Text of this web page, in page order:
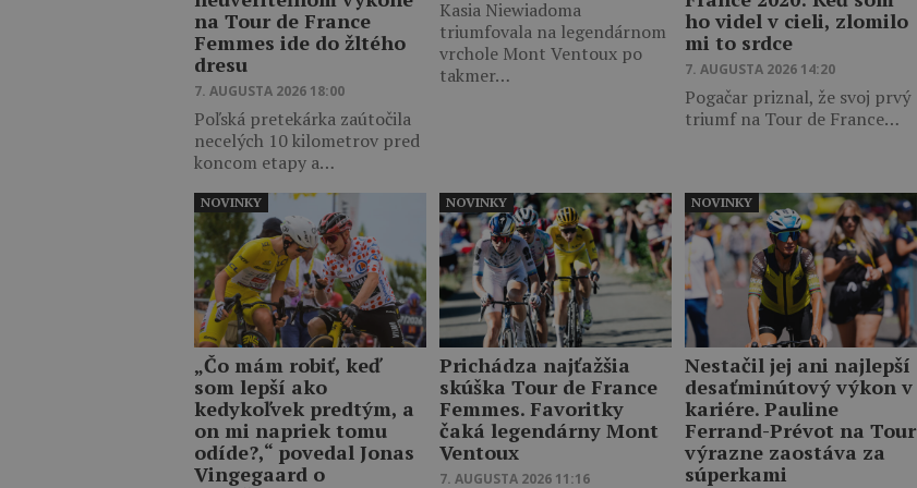
na Tour de France
Femmes ide do žltého
dresu
7. AUGUSTA 2026 18:00
Poľská pretekárka zaútočila
necelých 10 kilometrov pred
koncom etapy a…
Kasia Niewiadoma
triumfovala na legendárnom
vrchole Mont Ventoux po
takmer…
ho videl v cieli, zlomilo
mi to srdce
7. AUGUSTA 2026 14:20
Pogačar priznal, že svoj prvý
triumf na Tour de France…
„Čo mám robiť, keď
som lepší ako
kedykoľvek predtým, a
on mi napriek tomu
odíde?,“ povedal Jonas
Vingegaard o
NOVINKY
Prichádza najťažšia
skúška Tour de France
Femmes. Favoritky
čaká legendárny Mont
Ventoux
7. AUGUSTA 2026 11:16
NOVINKY
Nestačil jej ani najlepší
desaťminútový výkon v
kariére. Pauline
Ferrand-Prévot na Tour
výrazne zaostáva za
súperkami
NOVINKY